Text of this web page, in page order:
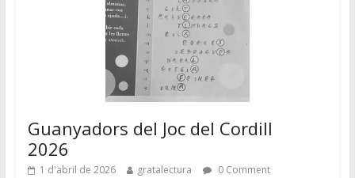
Guanyadors del Joc del Cordill
2026
1 d'abril de 2026 gratalectura 0 Comment